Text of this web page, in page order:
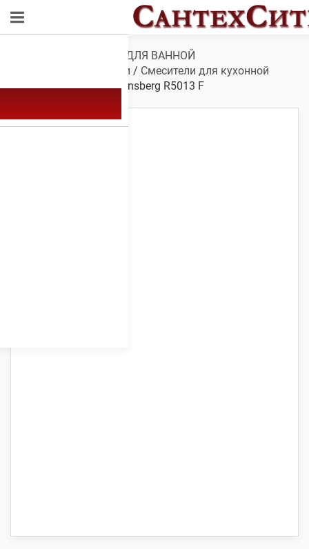
САНТЕХНИКА ДЛЯ ВАННОЙ
Смесители / Смесители для кухонной
мойки/ Смеситель Rainsberg R5013 F